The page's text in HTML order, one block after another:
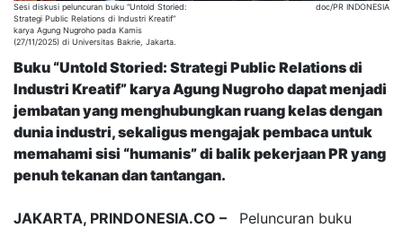
Sesi diskusi peluncuran buku “Untold Storied:
Strategi Public Relations di Industri Kreatif”
karya Agung Nugroho pada Kamis
(27/11/2025) di Universitas Bakrie, Jakarta.
doc/PR INDONESIA
Buku “Untold Storied: Strategi Public Relations di
Industri Kreatif” karya Agung Nugroho dapat menjadi
jembatan yang menghubungkan ruang kelas dengan
dunia industri, sekaligus mengajak pembaca untuk
memahami sisi “humanis” di balik pekerjaan PR yang
penuh tekanan dan tantangan.
JAKARTA, PRINDONESIA.CO –
Peluncuran buku